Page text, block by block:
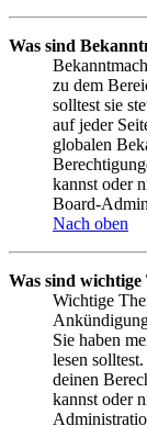
Was sind
zu dem
solltest sie
auf jeder
globalen
kannst oder
Board-
Nach oben
Was sind wichtige
Wichtige
Sie haben
lesen
deinen
kannst oder